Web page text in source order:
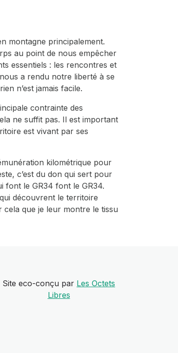
montagne principalement.
au point de nous empêcher
essentiels : les rencontres et
a rendu notre liberté à se
n’est jamais facile.
contrainte des
ne suffit pas. Il est important
est vivant par ses
kilométrique pour
c’est du don qui sert pour
font le GR34 font le GR34.
découvrent le territoire
cela que je leur montre le tissu
Site eco-conçu par Les Octets
Libres